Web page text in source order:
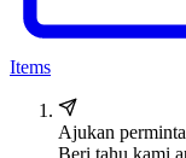
Items
Ajukan